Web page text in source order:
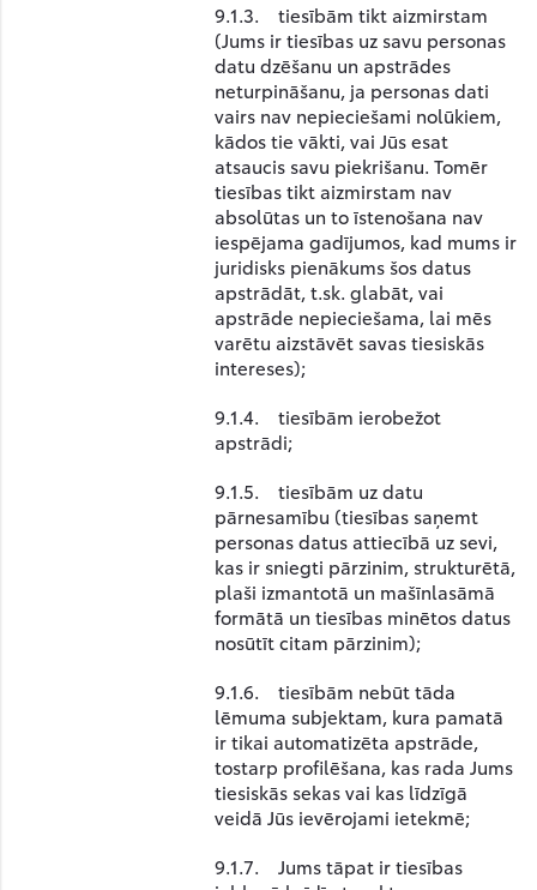
9.1.3. tiesībām tikt aizmirstam
(Jums ir tiesības uz savu personas
datu dzēšanu un apstrādes
neturpināšanu, ja personas dati
vairs nav nepieciešami nolūkiem,
kādos tie vākti, vai Jūs esat
atsaucis savu piekrišanu. Tomēr
tiesības tikt aizmirstam nav
absolūtas un to īstenošana nav
iespējama gadījumos, kad mums ir
juridisks pienākums šos datus
apstrādāt, t.sk. glabāt, vai
apstrāde nepieciešama, lai mēs
varētu aizstāvēt savas tiesiskās
intereses);
9.1.4. tiesībām ierobežot
apstrādi;
9.1.5. tiesībām uz datu
pārnesamību (tiesības saņemt
personas datus attiecībā uz sevi,
kas ir sniegti pārzinim, strukturētā,
plaši izmantotā un mašīnlasāmā
formātā un tiesības minētos datus
nosūtīt citam pārzinim);
9.1.6. tiesībām nebūt tāda
lēmuma subjektam, kura pamatā
ir tikai automatizēta apstrāde,
tostarp profilēšana, kas rada Jums
tiesiskās sekas vai kas līdzīgā
veidā Jūs ievērojami ietekmē;
9.1.7. Jums tāpat ir tiesības